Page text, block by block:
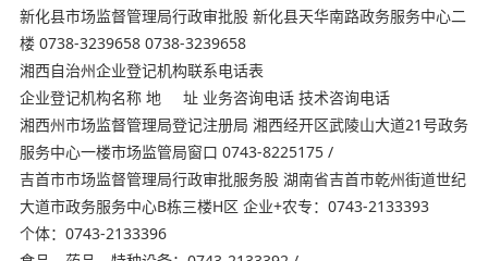
新化县市场监督管理局行政审批股 新化县天华南路政务服务中心二
楼 0738-3239658 0738-3239658
湘西自治州企业登记机构联系电话表
企业登记机构名称 地 址 业务咨询电话 技术咨询电话
湘西州市场监督管理局登记注册局 湘西经开区武陵山大道21号政务
服务中心一楼市场监管局窗口 0743-8225175 /
吉首市市场监督管理局行政审批服务股 湖南省吉首市乾州街道世纪
大道市政务服务中心B栋三楼H区 企业+农专：0743-2133393
个体：0743-2133396